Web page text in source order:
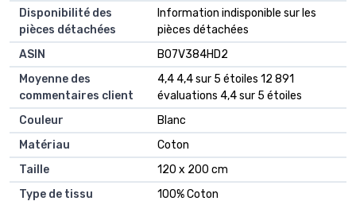
Disponibilité des
pièces détachées
‎Information indisponible sur les
pièces détachées
ASIN
B07V384HD2
Moyenne des
commentaires client
4,4 4,4 sur 5 étoiles 12 891
évaluations 4,4 sur 5 étoiles
Couleur
Blanc
Matériau
Coton
Taille
120 x 200 cm
Type de tissu
100% Coton